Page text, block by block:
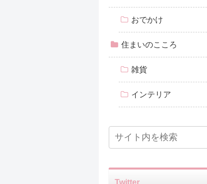
おでかけ
住まいのこころ
雑貨
インテリア